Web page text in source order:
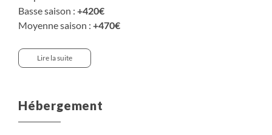
Basse saison : +420€
Moyenne saison : +470€
• Nuit supplémentaire en fin de séjour à Camariñas (en
Moyenne saison :+50€
Lire la suite
Hébergement